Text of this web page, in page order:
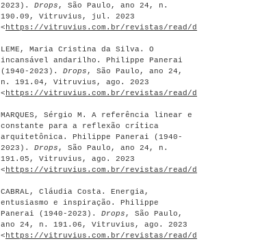
2023). Drops , São Paulo, ano 24, n.
190.09, Vitruvius, jul. 2023
< https://vitruvius.com.br/revistas/read/drops/24.190/8902
LEME, Maria Cristina da Silva. O
incansável andarilho. Philippe Panerai
(1940-2023). Drops , São Paulo, ano 24,
n. 191.04, Vitruvius, ago. 2023
< https://vitruvius.com.br/revistas/read/drops/24.191/8903
MARQUES, Sérgio M. A referência linear e
constante para a reflexão crítica
arquitetônica. Philippe Panerai (1940-
2023). Drops , São Paulo, ano 24, n.
191.05, Vitruvius, ago. 2023
< https://vitruvius.com.br/revistas/read/drops/24.191/8904
CABRAL, Cláudia Costa. Energia,
entusiasmo e inspiração. Philippe
Panerai (1940-2023). Drops , São Paulo,
ano 24, n. 191.06, Vitruvius, ago. 2023
< https://vitruvius.com.br/revistas/read/drops/24.191/8905